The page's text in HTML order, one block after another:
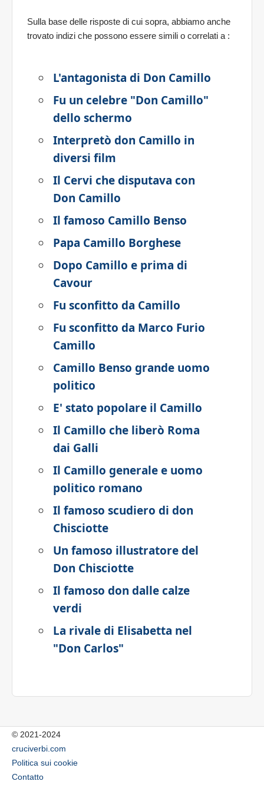
Sulla base delle risposte di cui sopra, abbiamo anche
trovato indizi che possono essere simili o correlati a :
L'antagonista di Don Camillo
Fu un celebre "Don Camillo"
dello schermo
Interpretò don Camillo in
diversi film
Il Cervi che disputava con
Don Camillo
Il famoso Camillo Benso
Papa Camillo Borghese
Dopo Camillo e prima di
Cavour
Fu sconfitto da Camillo
Fu sconfitto da Marco Furio
Camillo
Camillo Benso grande uomo
politico
E' stato popolare il Camillo
Il Camillo che liberò Roma
dai Galli
Il Camillo generale e uomo
politico romano
Il famoso scudiero di don
Chisciotte
Un famoso illustratore del
Don Chisciotte
Il famoso don dalle calze
verdi
La rivale di Elisabetta nel
"Don Carlos"
© 2021-2024
cruciverbi.com
Politica sui cookie
Contatto